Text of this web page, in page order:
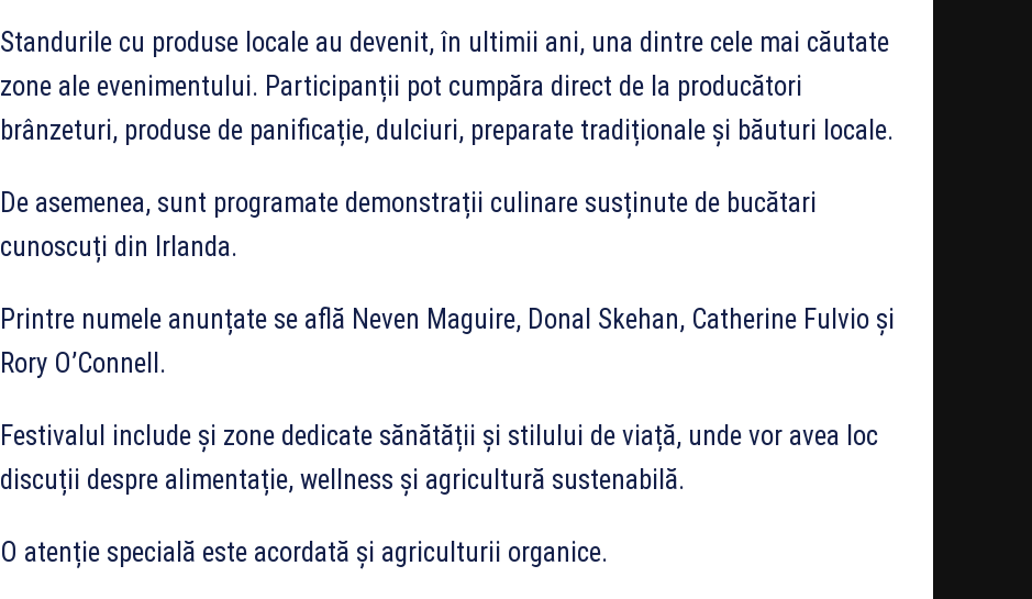
Standurile cu produse locale au devenit, în ultimii ani, una dintre cele mai căutate
zone ale evenimentului. Participanții pot cumpăra direct de la producători
brânzeturi, produse de panificație, dulciuri, preparate tradiționale și băuturi locale.
De asemenea, sunt programate demonstrații culinare susținute de bucătari
cunoscuți din Irlanda.
Printre numele anunțate se află Neven Maguire, Donal Skehan, Catherine Fulvio și
Rory O’Connell.
Festivalul include și zone dedicate sănătății și stilului de viață, unde vor avea loc
discuții despre alimentație, wellness și agricultură sustenabilă.
O atenție specială este acordată și agriculturii organice.